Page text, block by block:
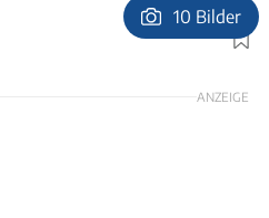
Foto: Hersteller
10 Bilder
ANZEIGE